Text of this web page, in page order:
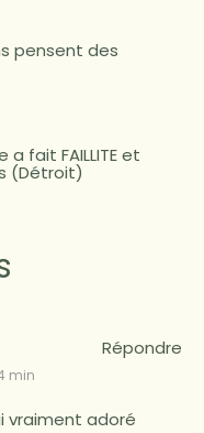
pensent des
fait FAILLITE et
(Détroit)
min
vraiment adoré
Répondre